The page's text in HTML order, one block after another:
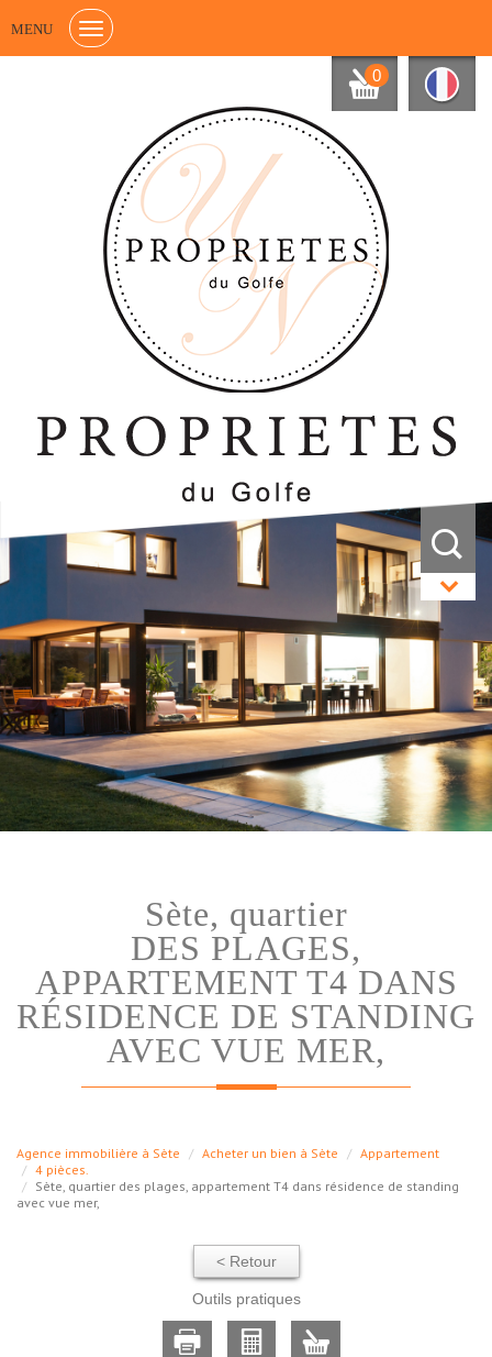
MENU
0
sète, quartier
DES PLAGES,
APPARTEMENT T4 DANS
RÉSIDENCE DE STANDING
AVEC VUE MER,
Agence immobilière à Sète Acheter un bien à Sète
Appartement
4 pièces.
Sète, quartier des plages, appartement T4 dans résidence de standing
avec vue mer,
< Retour
Outils pratiques